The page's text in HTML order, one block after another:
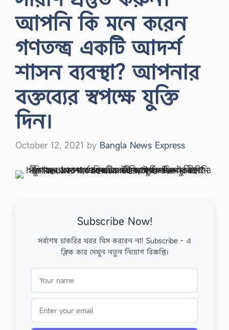
আপনি কি মনে করেন
গণতন্ত্র একটি আদর্শ
শাসন ব্যবস্থা? আপনার
বক্তব্যের স্বপক্ষে যুক্তি
দিন।
October 12, 2021 by Bangla News Express
Subscribe Now!
সর্বশেষ চাকরির খবর মিস করবেন না! Subscribe - এ
ক্লিক করে দেখুন নতুন নিয়োগ বিজ্ঞপ্তি।